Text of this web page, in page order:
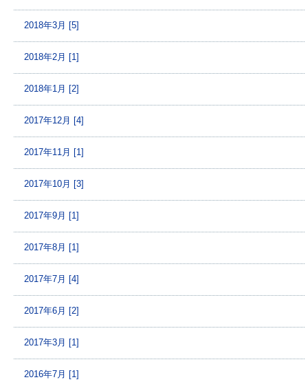
2018年3月 [5]
2018年2月 [1]
2018年1月 [2]
2017年12月 [4]
2017年11月 [1]
2017年10月 [3]
2017年9月 [1]
2017年8月 [1]
2017年7月 [4]
2017年6月 [2]
2017年3月 [1]
2016年7月 [1]